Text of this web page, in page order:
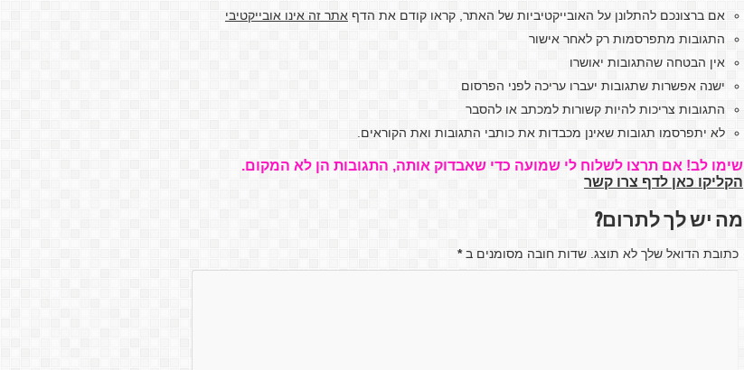
אם ברצונכם להתלונן על האובייקטיביות של האתר, קראו קודם את הדף אתר זה אינו אובייקטיבי
התגובות מתפרסמות רק לאחר אישור
אין הבטחה שהתגובות יאושרו
ישנה אפשרות שתגובות יעברו עריכה לפני הפרסום
התגובות צריכות להיות קשורות למכתב או להסבר
לא יתפרסמו תגובות שאינן מכבדות את כותבי התגובות ואת הקוראים.
שימו לב! אם תרצו לשלוח לי שמועה כדי שאבדוק אותה, התגובות הן לא המקום.
הקליקו כאן לדף צרו קשר
מה יש לך לתרום?
כתובת הדואל שלך לא תוצג. שדות חובה מסומנים ב*